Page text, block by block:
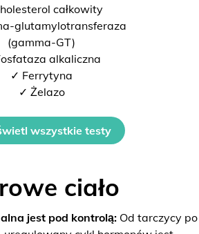
całkowity
glutamylotransferaza
(gamma-GT)
alkaliczna
✓ Ferrytyna
✓ Żelazo
wszystkie testy
ciało
jest pod kontrolą: Od tarczycy po